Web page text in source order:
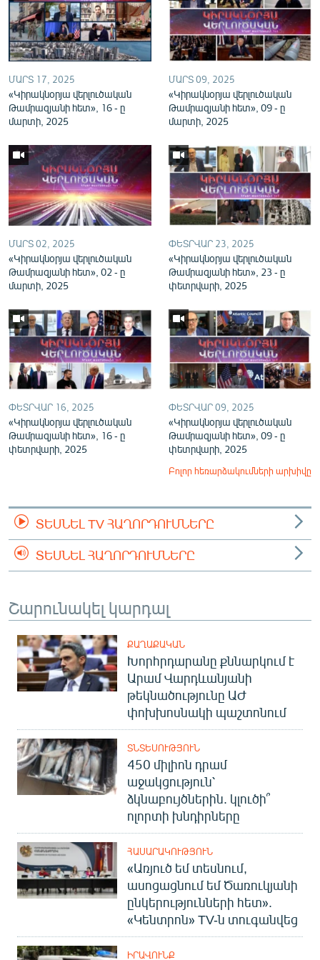
English
Русский
ՀԵՏԵՎԵՔ ՄԵԶ
«Ազատության» բոլոր կայքերը
ՄԱՐՏ 17, 2025
«Կիրակնօրյա վերլուծական
Թամրազյանի հետ», 16 - ը
մարտի, 2025
ՄԱՐՏ 09, 2025
«Կիրակնօրյա վերլուծական
Թամրազյանի հետ», 09 - ը
մարտի, 2025
ՄԱՐՏ 02, 2025
«Կիրակնօրյա վերլուծական
Թամրազյանի հետ», 02 - ը
մարտի, 2025
ՓԵՏՐՎԱՐ 23, 2025
«Կիրակնօրյա վերլուծական
Թամրազյանի հետ», 23 - ը
փետրվարի, 2025
ՓԵՏՐՎԱՐ 16, 2025
«Կիրակնօրյա վերլուծական
Թամրազյանի հետ», 16 - ը
փետրվարի, 2025
ՓԵՏՐՎԱՐ 09, 2025
«Կիրակնօրյա վերլուծական
Թամրազյանի հետ», 09 - ը
փետրվարի, 2025
Բոլոր հեռարձակումների արխիվը
ՏԵՍՆԵԼ TV ՀԱՂՈՐԴՈՒՄՆԵՐԸ
ՏԵՍՆԵԼ ՀԱՂՈՐԴՈՒՄՆԵՐԸ
Շարունակել կարդալ
ՔԱՂԱՔԱԿԱՆ
Խորհրդարանը քննարկում է
Արամ Վարդևանյանի
թեկնածությունը ԱԺ
փոխխոսնակի պաշտոնում
ՏՆՏԵՍՈՒԹՅՈՒՆ
450 միլիոն դրամ
աջակցություն՝
ձկնաբույծներին. կլուծի՞
ոլորտի խնդիրները
ՀԱՍԱՐԱԿՈՒԹՅՈՒՆ
«Առյուծ եմ տեսնում,
ասոցացնում եմ Ծառուկյանի
ընկերությունների հետ».
«Կենտրոն» TV-ն տուգանվեց
ԻՐԱՎՈՒՆՔ